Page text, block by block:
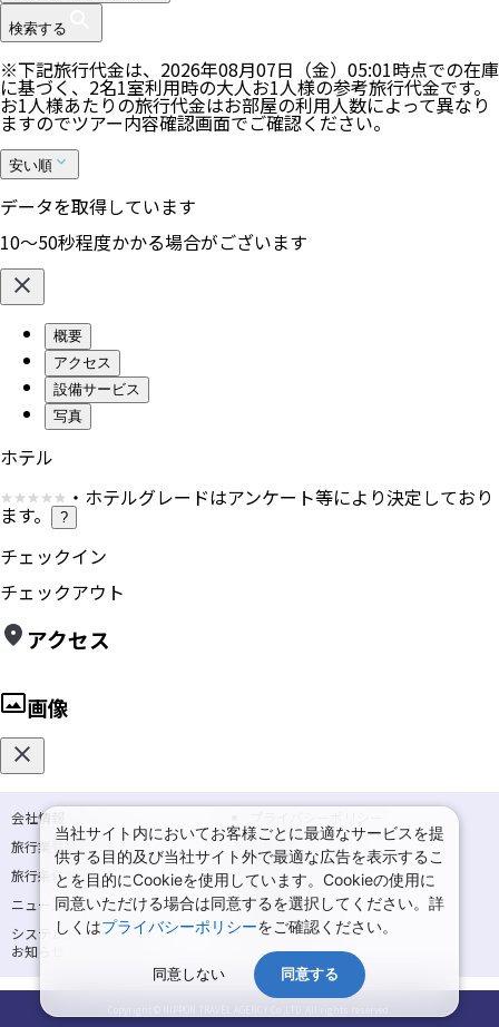
検索する
※下記旅行代金は、 2026年08月07日（金）05:01時点での在庫
に基づく、2名1室利用時の大人お1人様の参考旅行代金です。
お1人様あたりの旅行代金はお部屋の利用人数によって異なり
ますのでツアー内容確認画面でご確認ください。
安い順
データを取得しています
10〜50秒程度かかる場合がございます
概要
アクセス
設備サービス
写真
ホテル
・ホテルグレードはアンケート等により決定しており
ます。 ?
チェックイン
チェックアウト
アクセス
画像
会社情報
旅行業登録票・約款
規約集
旅行条件書
商標について
ニュースリリース
採用情報
システムメンテナンスの
お知らせ
サイトマップ
当社サイト内においてお客様ごとに最適なサービスを提
供する目的及び当社サイト外で最適な広告を表示するこ
とを目的にCookieを使用しています。Cookieの使用に
同意いただける場合は同意するを選択してください。詳
しくはプライバシーポリシーをご確認ください。
同意しない 同意する